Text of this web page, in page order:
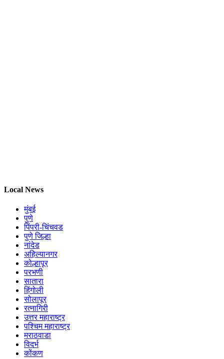
Local News
मुंबई
पुणे
पिंपरी-चिंचवड
पुणे जिल्हा
नांदेड
अहिल्यानगर
कोल्हापूर
परभणी
सातारा
हिंगोली
सोलापूर
रत्नागिरी
उत्तर महाराष्ट्र
पश्चिम महाराष्ट्र
मराठवाडा
विदर्भ
कोंकण